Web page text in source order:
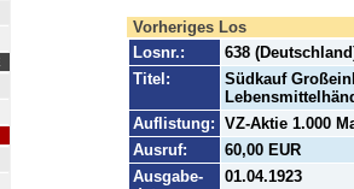
Vorheriges Los
Losnr.:
638
Titel:
Südkauf
Auflistung: VZ-Aktie 1.000
Ausruf:
60,00 EUR
Ausgabe-
01.04.1923